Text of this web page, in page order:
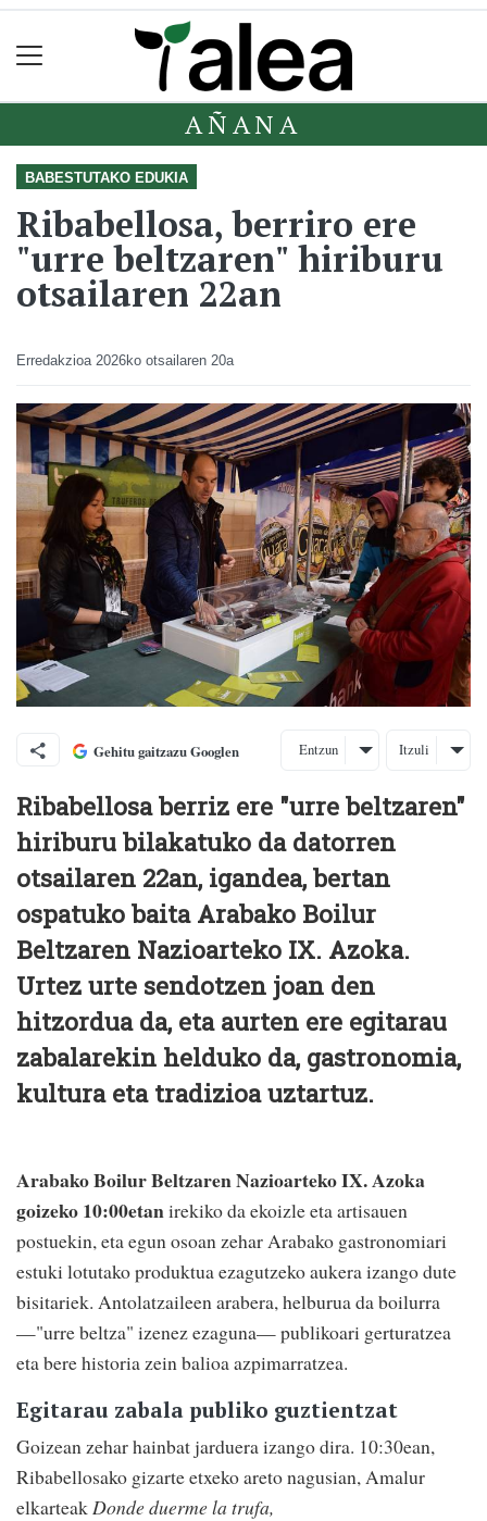
AÑANA
BABESTUTAKO EDUKIA
Ribabellosa, berriro ere
"urre beltzaren" hiriburu
otsailaren 22an
Erredakzioa 2026ko otsailaren 20a
Gehitu gaitzazu Googlen Entzun Itzuli
Ribabellosa berriz ere "urre beltzaren"
hiriburu bilakatuko da datorren
otsailaren 22an, igandea, bertan
ospatuko baita Arabako Boilur
Beltzaren Nazioarteko IX. Azoka.
Urtez urte sendotzen joan den
hitzordua da, eta aurten ere egitarau
zabalarekin helduko da, gastronomia,
kultura eta tradizioa uztartuz.
Arabako Boilur Beltzaren Nazioarteko IX. Azoka
goizeko 10:00etanirekiko da ekoizle eta artisauen
postuekin, eta egun osoan zehar Arabako gastronomiari
estuki lotutako produktua ezagutzeko aukera izango dute
bisitariek. Antolatzaileen arabera, helburua da boilurra
—"urre beltza" izenez ezaguna— publikoari gerturatzea
eta bere historia zein balioa azpimarratzea.
Egitarau zabala publiko guztientzat
Goizean zehar hainbat jarduera izango dira. 10:30ean,
Ribabellosako gizarte etxeko areto nagusian, Amalur
elkarteakDonde duerme la trufa,